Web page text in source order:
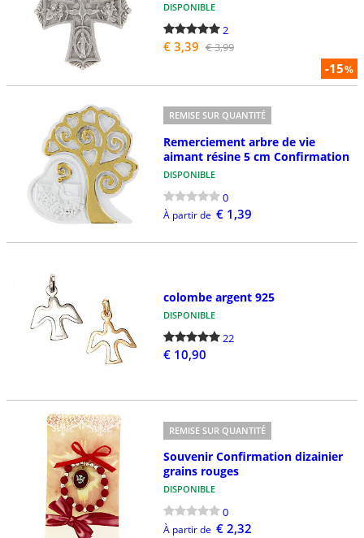
-15%
DISPONIBLE
2
€ 3,39 € 3,99
REMISE SUR QUANTITÉ
Remerciement arbre de vie
aimant résine 5 cm Confirmation
DISPONIBLE
0
À partir de € 1,39
colombe argent 925
DISPONIBLE
22
€ 10,90
REMISE SUR QUANTITÉ
Souvenir Confirmation dizainier
grains rouges
DISPONIBLE
0
À partir de € 2,32